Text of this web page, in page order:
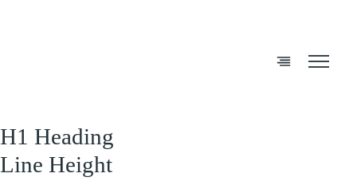
H1 Heading
Line Height